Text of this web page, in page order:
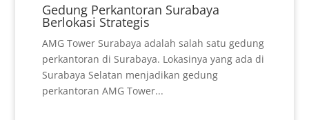
Gedung Perkantoran Surabaya
Berlokasi Strategis
AMG Tower Surabaya adalah salah satu gedung
perkantoran di Surabaya. Lokasinya yang ada di
Surabaya Selatan menjadikan gedung
perkantoran AMG Tower...